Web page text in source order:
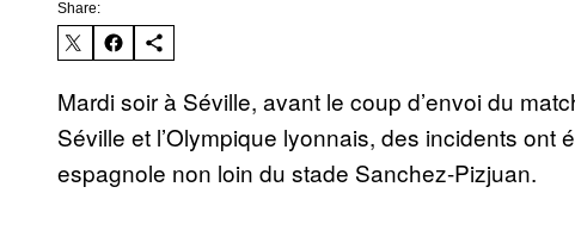
Share:
Mardi soir à Séville, avant le coup d’envoi du
Séville et l’Olympique lyonnais, des incidents
espagnole non loin du stade Sanchez-Pizjuan.